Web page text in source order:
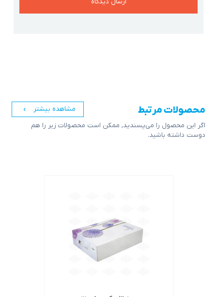
محصولات مرتبط
اگر این محصول را می‌پسندید, ممکن است محصولات زیر را هم
دوست داشته باشید.
مشاهده بیشتر